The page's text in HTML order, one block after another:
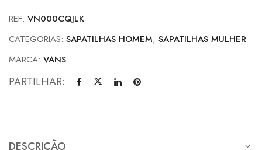
REF: VN000CQJLK
CATEGORIAS: SAPATILHAS HOMEM, SAPATILHAS MULHER
MARCA: VANS
PARTILHAR:
DESCRIÇÃO